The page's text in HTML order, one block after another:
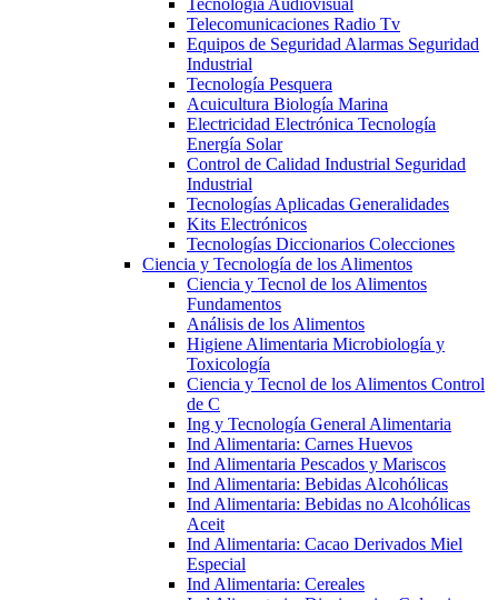
Tecnología Audiovisual
Telecomunicaciones Radio Tv
Equipos de Seguridad Alarmas Seguridad
Industrial
Tecnología Pesquera
Acuicultura Biología Marina
Electricidad Electrónica Tecnología
Energía Solar
Control de Calidad Industrial Seguridad
Industrial
Tecnologías Aplicadas Generalidades
Kits Electrónicos
Tecnologías Diccionarios Colecciones
Ciencia y Tecnología de los Alimentos
Ciencia y Tecnol de los Alimentos
Fundamentos
Análisis de los Alimentos
Higiene Alimentaria Microbiología y
Toxicología
Ciencia y Tecnol de los Alimentos Control
de C
Ing y Tecnología General Alimentaria
Ind Alimentaria: Carnes Huevos
Ind Alimentaria Pescados y Mariscos
Ind Alimentaria: Bebidas Alcohólicas
Ind Alimentaria: Bebidas no Alcohólicas
Aceit
Ind Alimentaria: Cacao Derivados Miel
Especial
Ind Alimentaria: Cereales